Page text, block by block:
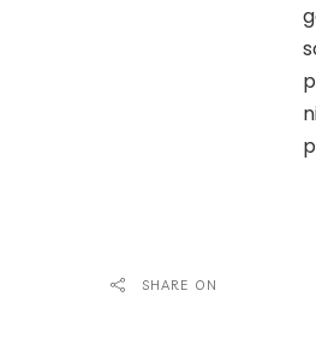
SHARE ON